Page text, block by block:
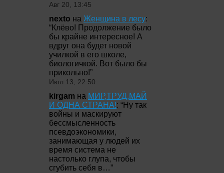
Авг 20, 13:45
nexto на Женщина в лесу:
“Клёво! Продолжение было
бы крайне интересное! А
вдруг она будет новой
училкой в его школе,
биологичкой. Вот было бы
прикольно!”
Июл 13, 22:50
kirgam на МИР,ТРУД,МАЙ
И ОДНА СТРАНА!: “Ну так
войны и маскируют
бессмысленность
псевдоэкономики,
занимающая у людей их
время система не
настолько глупа, чтобы
сгубить себя в…”